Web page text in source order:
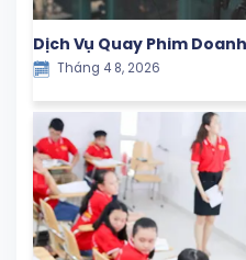
Dịch Vụ Quay Phim
Tầm Thương Hiệu Trong
Tháng 4 8, 2026